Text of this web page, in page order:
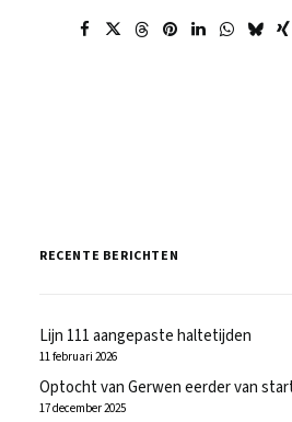
RECENTE BERICHTEN
Lijn 111 aangepaste haltetijden
11 februari 2026
Optocht van Gerwen eerder van
17 december 2025